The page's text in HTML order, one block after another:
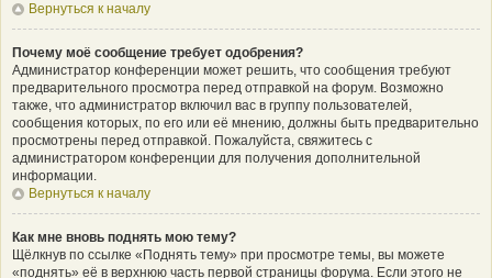
Вернуться к началу
Почему моё сообщение требует одобрения?
Администратор конференции может решить, что сообщения требуют
предварительного просмотра перед отправкой на форум. Возможно
также, что администратор включил вас в группу пользователей,
сообщения которых, по его или её мнению, должны быть предварительно
просмотрены перед отправкой. Пожалуйста, свяжитесь с
администратором конференции для получения дополнительной
информации.
Вернуться к началу
Как мне вновь поднять мою тему?
Щёлкнув по ссылке «Поднять тему» при просмотре темы, вы можете
«поднять» её в верхнюю часть первой страницы форума. Если этого не